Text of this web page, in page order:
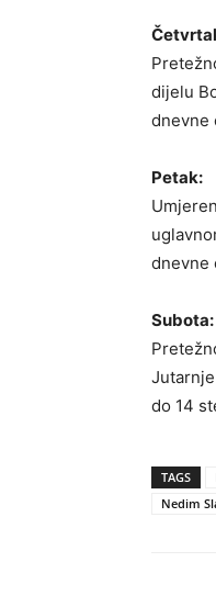
dijelu
dnevne
Petak:
dnevne
Subota:
do 14
TAGS
Nedim